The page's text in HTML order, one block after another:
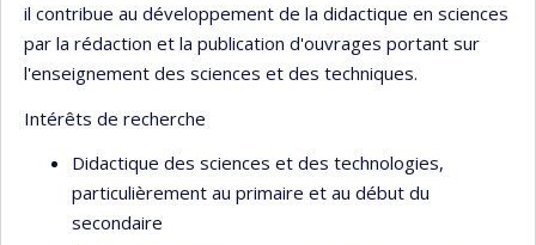
il contribue au développement de la didactique en sciences
par la rédaction et la publication d'ouvrages portant sur
l'enseignement des sciences et des techniques.
Intérêts de recherche
Didactique des sciences et des technologies,
particulièrement au primaire et au début du
secondaire